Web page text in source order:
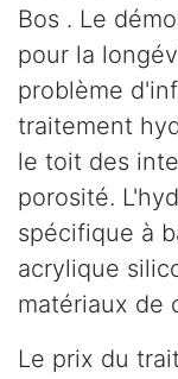
Bos . Le
pour la
problème
traitement
le toit des
porosité.
spécifique à
acrylique
matériaux de
Le prix du